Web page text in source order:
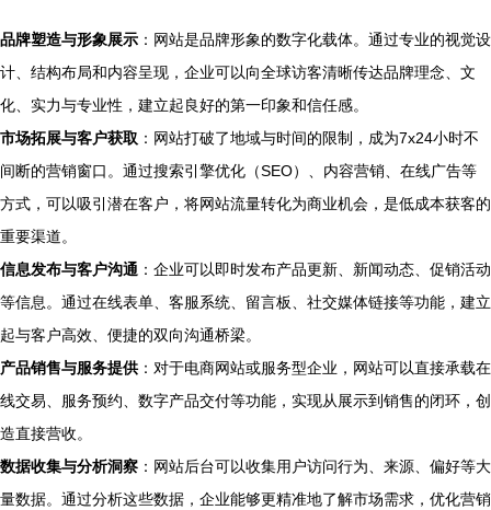
品牌塑造与形象展示 ：网站是品牌形象的数字化载体。通过专业的视觉设
计、结构布局和内容呈现，企业可以向全球访客清晰传达品牌理念、文
化、实力与专业性，建立起良好的第一印象和信任感。
市场拓展与客户获取 ：网站打破了地域与时间的限制，成为7x24小时不
间断的营销窗口。通过搜索引擎优化（SEO）、内容营销、在线广告等
方式，可以吸引潜在客户，将网站流量转化为商业机会，是低成本获客的
重要渠道。
信息发布与客户沟通 ：企业可以即时发布产品更新、新闻动态、促销活动
等信息。通过在线表单、客服系统、留言板、社交媒体链接等功能，建立
起与客户高效、便捷的双向沟通桥梁。
产品销售与服务提供：对于电商网站或服务型企业，网站可以直接承载在
线交易、服务预约、数字产品交付等功能，实现从展示到销售的闭环，创
造直接营收。
数据收集与分析洞察 ：网站后台可以收集用户访问行为、来源、偏好等大
量数据。通过分析这些数据，企业能够更精准地了解市场需求，优化营销